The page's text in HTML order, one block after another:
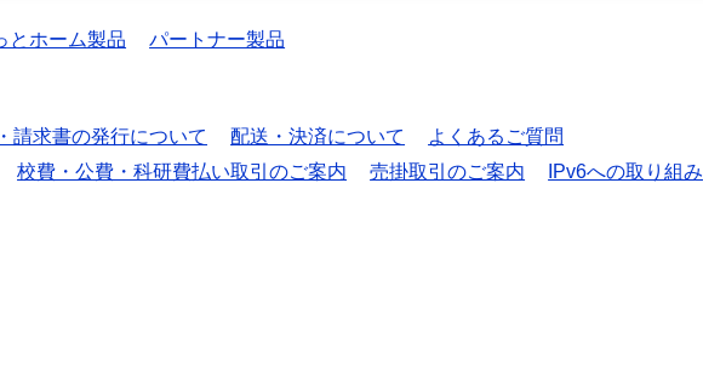
とホーム製品 パートナー製品
請求書の発行について 配送・決済について
よくあるご質問
校費・公費・科研費払い取引のご案内 売掛取引のご案内
IPv6への取り組み